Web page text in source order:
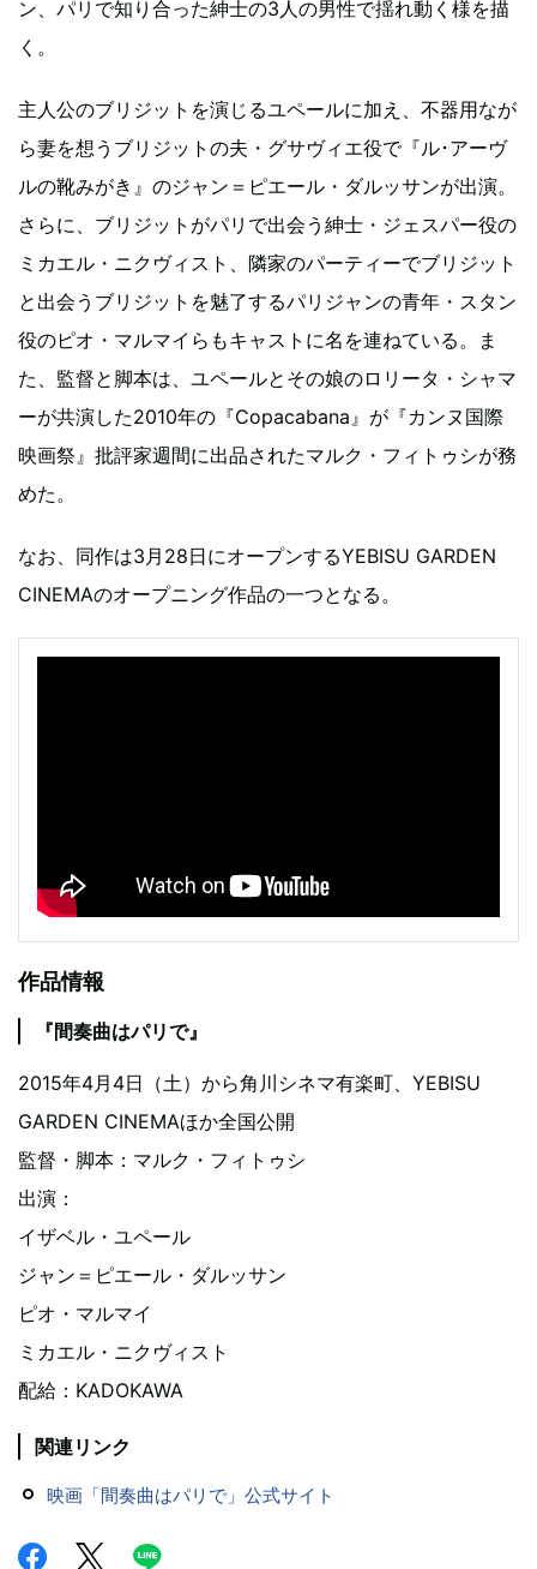
ン、パリで知り合った紳士の3人の男性で揺れ動く様を描
く。
主人公のブリジットを演じるユペールに加え、不器用なが
ら妻を想うブリジットの夫・グサヴィエ役で『ル･アーヴ
ルの靴みがき』のジャン＝ピエール・ダルッサンが出演。
さらに、ブリジットがパリで出会う紳士・ジェスパー役の
ミカエル・ニクヴィスト、隣家のパーティーでブリジット
と出会うブリジットを魅了するパリジャンの青年・スタン
役のピオ・マルマイらもキャストに名を連ねている。ま
た、監督と脚本は、ユペールとその娘のロリータ・シャマ
ーが共演した2010年の『Copacabana』が『カンヌ国際
映画祭』批評家週間に出品されたマルク・フィトゥシが務
めた。
なお、同作は3月28日にオープンするYEBISU GARDEN
CINEMAのオープニング作品の一つとなる。
作品情報
『間奏曲はパリで』
2015年4月4日（土）から角川シネマ有楽町、YEBISU
GARDEN CINEMAほか全国公開
監督・脚本：マルク・フィトゥシ
出演：
イザベル・ユペール
ジャン＝ピエール・ダルッサン
ピオ・マルマイ
ミカエル・ニクヴィスト
配給：KADOKAWA
関連リンク
映画「間奏曲はパリで」公式サイト